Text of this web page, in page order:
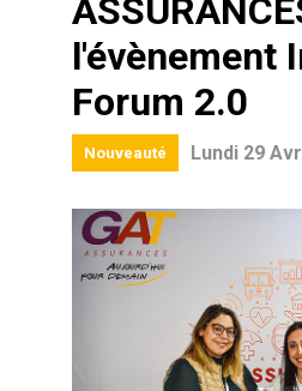
l'évènement
Forum 2.0
Nouveauté Lundi 29